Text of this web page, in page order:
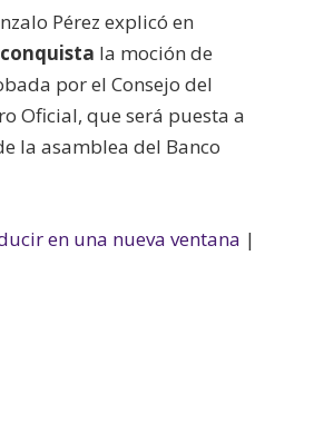
Pérez explicó en
la moción de
por el Consejo del
Oficial, que será puesta a
la asamblea del Banco
en una nueva ventana |